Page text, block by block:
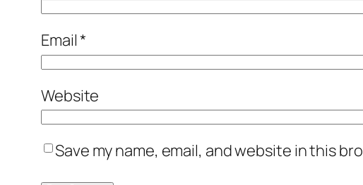
Email*
Website
Save my name, email, and website in this